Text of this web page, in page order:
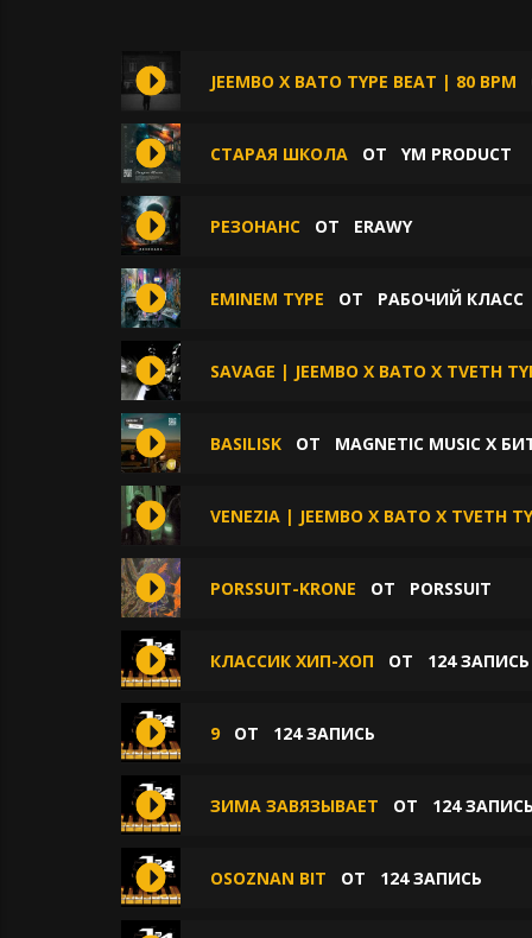
JEEMBO X BATO TYPE BEAT | 80 BPM
СТАРАЯ ШКОЛА ОТ YM PRODUCT
РЕЗОНАНС ОТ ERAWY
EMINEM TYPE ОТ РАБОЧИЙ КЛАСС
SAVAGE | JEEMBO X BATO X TVETH
BASILISK ОТ MAGNETIC MUSIC X
VENEZIA | JEEMBO X BATO X TVETH
PORSSUIT-KRONE ОТ PORSSUIT
КЛАССИК ХИП-ХОП ОТ 124 ЗАПИСЬ
9 ОТ 124 ЗАПИСЬ
ЗИМА ЗАВЯЗЫВАЕТ ОТ 124 ЗАПИСЬ
OSOZNAN BIT ОТ 124 ЗАПИСЬ